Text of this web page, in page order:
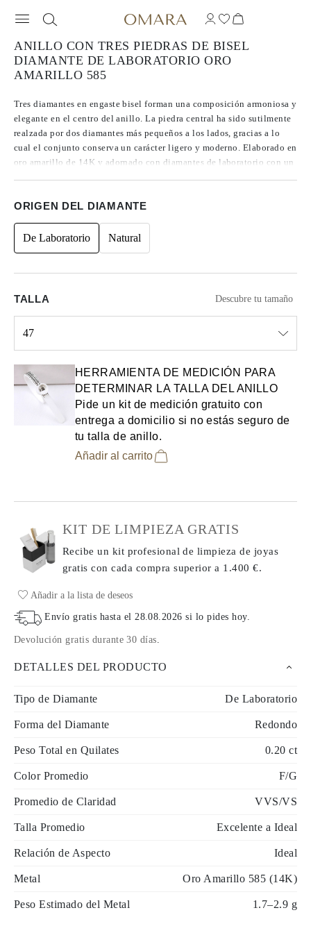
ANILLO CON TRES PIEDRAS DE BISEL
DIAMANTE DE LABORATORIO ORO
AMARILLO 585
Tres diamantes en engaste bisel forman una composición armoniosa y
elegante en el centro del anillo. La piedra central ha sido sutilmente
realzada por dos diamantes más pequeños a los lados, gracias a lo
cual el conjunto conserva un carácter ligero y moderno. Elaborado en
oro amarillo de 14K y adornado con diamantes de laboratorio con un
ORIGEN DEL DIAMANTE
De Laboratorio Natural
TALLA Descubre tu tamaño
47
HERRAMIENTA DE MEDICIÓN PARA
DETERMINAR LA TALLA DEL ANILLO
Pide un kit de medición gratuito con
entrega a domicilio si no estás seguro de
tu talla de anillo.
Añadir al carrito
KIT DE LIMPIEZA GRATIS
Recibe un kit profesional de limpieza de joyas
gratis con cada comprasuperior a 1.400 €.
Añadir a la lista de deseos
Envío gratis hasta el28.08.2026 si lo pides hoy.
Devolución gratis durante 30 días.
DETALLES DEL PRODUCTO
Tipo de Diamante De Laboratorio
Forma del Diamante Redondo
Peso Total en Quilates 0.20 ct
Color Promedio F/G
Promedio de Claridad VVS/VS
Talla Promedio Excelente a Ideal
Relación de Aspecto Ideal
Metal Oro Amarillo 585 (14K)
Peso Estimado del Metal 1.7–2.9 g